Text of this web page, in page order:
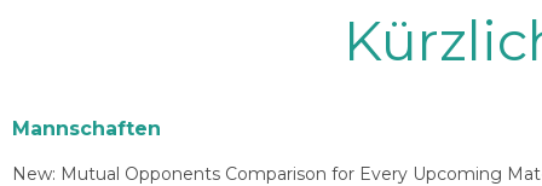
Mannschaften
New: Mutual Opponents Comparison for Every Upcoming